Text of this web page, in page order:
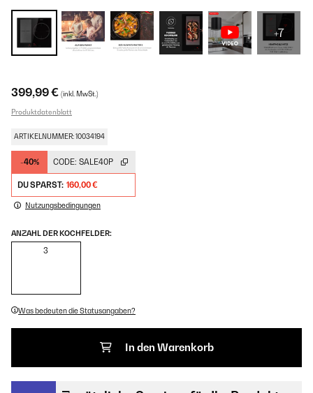
+7
399,99 € (inkl. MwSt.)
Produktdatenblatt
ARTIKELNUMMER: 10034194
-40% CODE: SALE40P
DU SPARST: 160,00 €
Nutzungsbedingungen
ANZAHL DER KOCHFELDER:
3
Was bedeuten die Statusangaben?
In den Warenkorb